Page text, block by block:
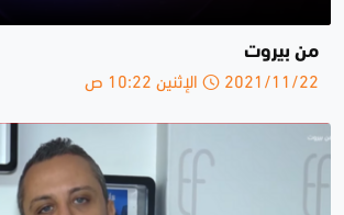
من بيروت
2021/11/22 الإثنين 10:22 ص